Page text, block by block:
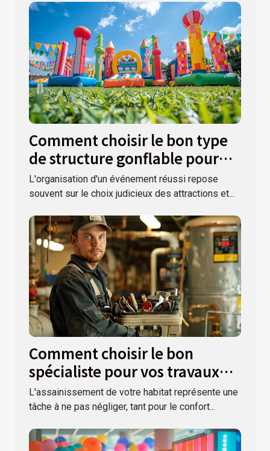
Comment choisir le bon type
de structure gonflable pour
votre événement ?
L'organisation d'un événement réussi repose
souvent sur le choix judicieux des attractions et...
Comment choisir le bon
spécialiste pour vos travaux
d'assainissement
L'assainissement de votre habitat représente une
tâche à ne pas négliger, tant pour le confort...